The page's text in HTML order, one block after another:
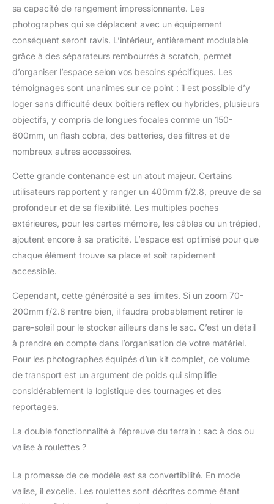
compartiments
supplémentaires pour
objectifs, chargeurs,
INOVATION DE
STOCKAGE:
Compartment
rembourré pour une
17 pouces; poches
avant, sangles latérales
pour un trépied; 2
de l'espace pour les
cartes mémoire
CONSTRUCTION
DURABLE ET
ROBUSTE: RouLettes
robustes de qualité et
poignée télescopique
supérieure pratique
IMPERMEABLE: Rain
cover included, helps
to prevent from rain
and dust
sa capacité de rangement impressionnante. Les
photographes qui se déplacent avec un équipement
conséquent seront ravis. L’intérieur, entièrement modulable
grâce à des séparateurs rembourrés à scratch, permet
d’organiser l’espace selon vos besoins spécifiques. Les
témoignages sont unanimes sur ce point : il est possible d’y
loger sans difficulté deux boîtiers reflex ou hybrides, plusieurs
objectifs, y compris de longues focales comme un 150-
600mm, un flash cobra, des batteries, des filtres et de
nombreux autres accessoires.
Cette grande contenance est un atout majeur. Certains
utilisateurs rapportent y ranger un 400mm f/2.8, preuve de sa
profondeur et de sa flexibilité. Les multiples poches
extérieures, pour les cartes mémoire, les câbles ou un trépied,
ajoutent encore à sa praticité. L’espace est optimisé pour que
chaque élément trouve sa place et soit rapidement
accessible.
Cependant, cette générosité a ses limites. Si un zoom 70-
200mm f/2.8 rentre bien, il faudra probablement retirer le
pare-soleil pour le stocker ailleurs dans le sac. C’est un détail
à prendre en compte dans l’organisation de votre matériel.
Pour les photographes équipés d’un kit complet, ce volume
de transport est un argument de poids qui simplifie
considérablement la logistique des tournages et des
reportages.
La double fonctionnalité à l’épreuve du terrain : sac à dos ou
valise à roulettes ?
La promesse de ce modèle est sa convertibilité. En mode
valise, il excelle. Les roulettes sont décrites comme étant